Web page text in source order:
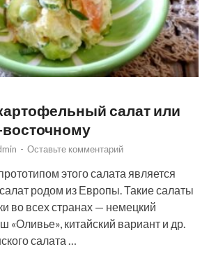
салат или
- Оставьте комментарий
этого салата является
родом из Европы. Такие салаты
во всех странах — немецкий
«Оливье», китайский вариант и др.
салата …